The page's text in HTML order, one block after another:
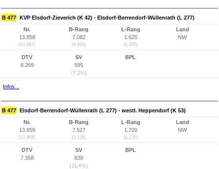
B 477 KVP Elsdorf-Zieverich (K 42) - Elsdorf-Berrendorf-Wüllenrath (L 277)
Nr.
13.858
(13.867)
B-Rang
7.082
(4.693)
L-Rang
1.620
(1.035)
Land
NW
DTV
8.269
SV
595
(7,2%)
BPL
Infos...
B 477 Elsdorf-Berrendorf-Wüllenrath (L 277) - westl. Heppendorf (K 53)
Nr.
13.859
(13.868)
B-Rang
7.527
(5.136)
L-Rang
1.720
(1.135)
Land
NW
DTV
7.358
SV
839
(11,4%)
BPL